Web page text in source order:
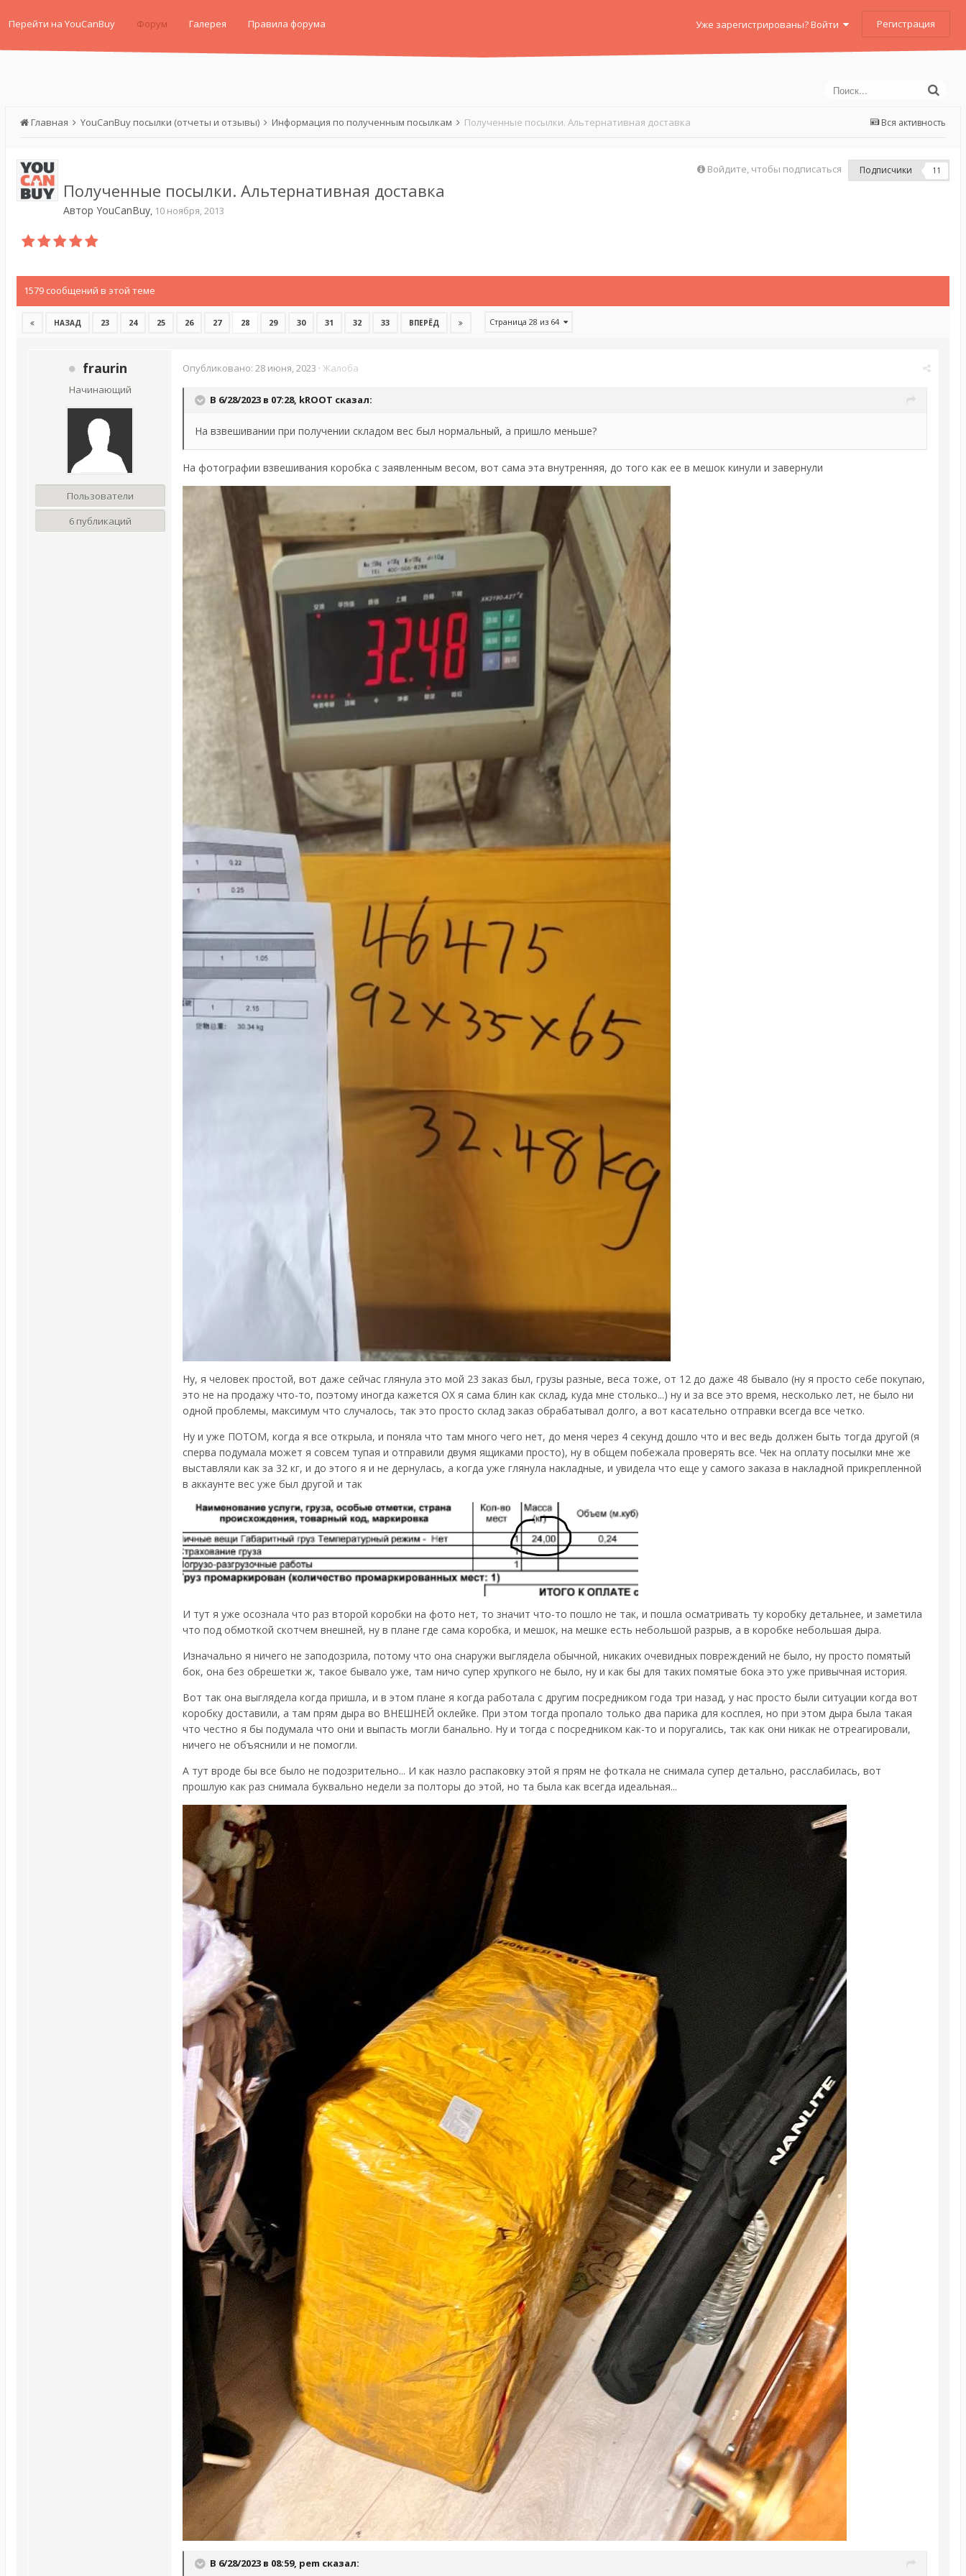
Перейти на YouCanBuy Форум Галерея Правила форума Уже зарегистрированы? Войти Регистрация
Вся активность
Главная YouCanBuy посылки (отчеты и отзывы) Информация по полученным посылкам Полученные посылки. Альтернативная доставка
Войдите, чтобы подписаться Подписчики 11
Полученные посылки. Альтернативная доставка
Автор YouCanBuy, 10 ноября, 2013
1579 сообщений в этой теме
НАЗАД 23 24 25 26 27 28 29 30 31 32 33 ВПЕРЁД Страница 28 из 64
fraurin
Начинающий
Пользователи
6 публикаций
Опубликовано: 28 июня, 2023 · Жалоба
В 6/28/2023 в 07:28, kROOT сказал:
На взвешивании при получении складом вес был нормальный, а пришло меньше?
На фотографии взвешивания коробка с заявленным весом, вот сама эта внутренняя, до того как ее в мешок кинули и завернули
Ну, я человек простой, вот даже сейчас глянула это мой 23 заказ был, грузы разные, веса тоже, от 12 до даже 48 бывало (ну я просто себе покупаю,
это не на продажу что-то, поэтому иногда кажется ОХ я сама блин как склад, куда мне столько...) ну и за все это время, несколько лет, не было ни
одной проблемы, максимум что случалось, так это просто склад заказ обрабатывал долго, а вот касательно отправки всегда все четко.
Ну и уже ПОТОМ, когда я все открыла, и поняла что там много чего нет, до меня через 4 секунд дошло что и вес ведь должен быть тогда другой (я
сперва подумала может я совсем тупая и отправили двумя ящиками просто), ну в общем побежала проверять все. Чек на оплату посылки мне же
выставляли как за 32 кг, и до этого я и не дернулась, а когда уже глянула накладные, и увидела что еще у самого заказа в накладной прикрепленной
в аккаунте вес уже был другой и так
И тут я уже осознала что раз второй коробки на фото нет, то значит что-то пошло не так, и пошла осматривать ту коробку детальнее, и заметила
что под обмоткой скотчем внешней, ну в плане где сама коробка, и мешок, на мешке есть небольшой разрыв, а в коробке небольшая дыра.
Изначально я ничего не заподозрила, потому что она снаружи выглядела обычной, никаких очевидных повреждений не было, ну просто помятый
бок, она без обрешетки ж, такое бывало уже, там ничо супер хрупкого не было, ну и как бы для таких помятые бока это уже привычная история.
Вот так она выглядела когда пришла, и в этом плане я когда работала с другим посредником года три назад, у нас просто были ситуации когда вот
коробку доставили, а там прям дыра во ВНЕШНЕЙ оклейке. При этом тогда пропало только два парика для косплея, но при этом дыра была такая
что честно я бы подумала что они и выпасть могли банально. Ну и тогда с посредником как-то и поругались, так как они никак не отреагировали,
ничего не объяснили и не помогли.
А тут вроде бы все было не подозрительно... И как назло распаковку этой я прям не фоткала не снимала супер детально, расслабилась, вот
прошлую как раз снимала буквально недели за полторы до этой, но та была как всегда идеальная...
В 6/28/2023 в 08:59, pem сказал: